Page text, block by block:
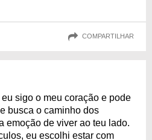
COMPARTILHAR
sigo o meu coração e pode
busca o caminho dos
emoção de viver ao teu lado.
eu escolhi estar com